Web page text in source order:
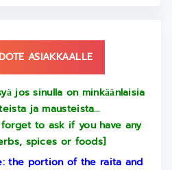
ASIAKKAALLE
jos sinulla on minkӓӓnlaisia
ja mausteista…
forget to ask if you have any
spices or foods]
the portion of the raita and